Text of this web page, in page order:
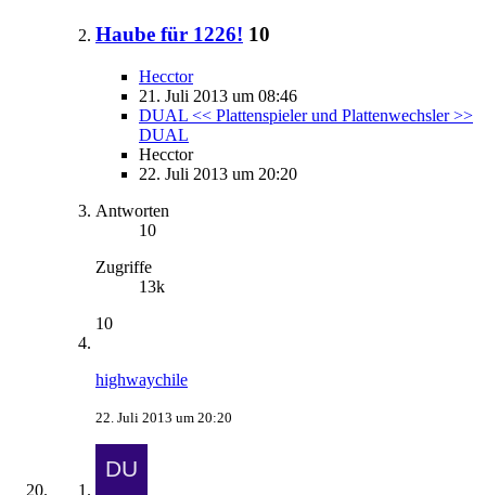
Haube für 1226! 10
Hecctor
21. Juli 2013 um 08:46
DUAL << Plattenspieler und Plattenwechsler >>
DUAL
Hecctor
22. Juli 2013 um 20:20
Antworten
10
Zugriffe
13k
10
highwaychile
22. Juli 2013 um 20:20